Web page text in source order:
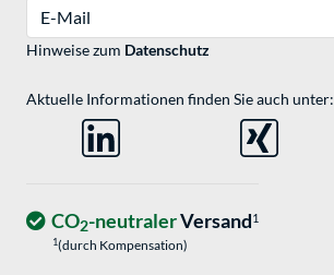
Hinweise zum Datenschutz
Aktuelle Informationen finden Sie auch unter:
CO2-neutralerVersand1
1(durch Kompensation)